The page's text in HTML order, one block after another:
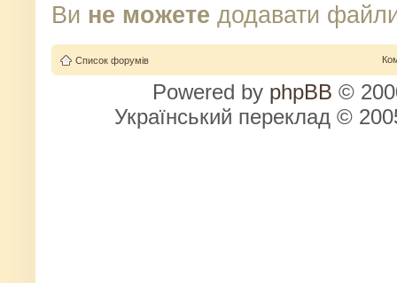
Ви не можете додавати
Список форумів
Powered by phpBB ©
Український переклад ©